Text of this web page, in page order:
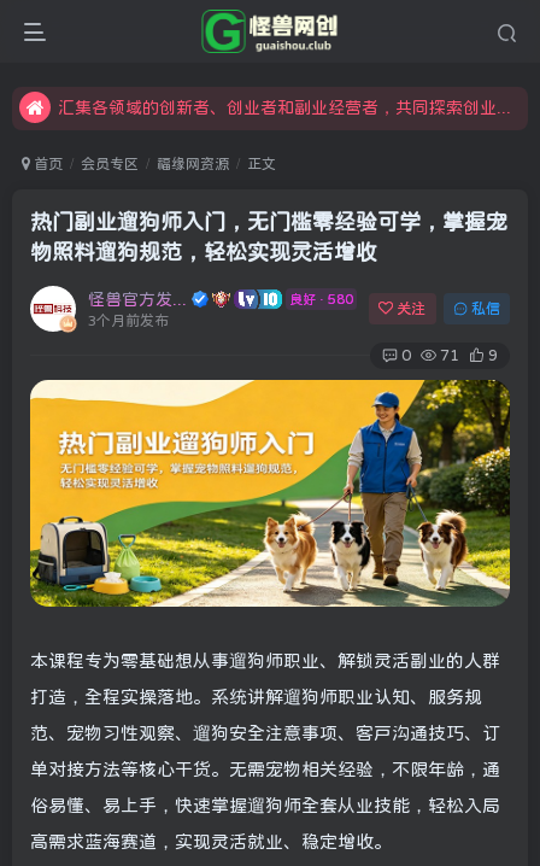
怪兽俱乐部，创业，引流，自媒体，加入怪兽网创成就梦想
首页 会员专区 福缘网资源 正文
热门副业遛狗师入门，无门槛零经验可学，掌握宠
物照料遛狗规范，轻松实现灵活增收
良好 · 580
3个月前发布
关注 私信
0 71 9
本课程专为零基础想从事遛狗师职业、解锁灵活副业的人群
打造，全程实操落地。系统讲解遛狗师职业认知、服务规
范、宠物习性观察、遛狗安全注意事项、客户沟通技巧、订
单对接方法等核心干货。无需宠物相关经验，不限年龄，通
俗易懂、易上手，快速掌握遛狗师全套从业技能，轻松入局
高需求蓝海赛道，实现灵活就业、稳定增收。